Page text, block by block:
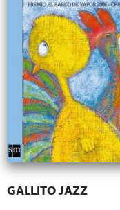
GALLITO JAZZ